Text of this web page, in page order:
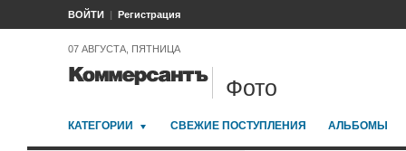
ВОЙТИ Регистрация
07 АВГУСТА, ПЯТНИЦА
Фото
КАТЕГОРИИ СВЕЖИЕ ПОСТУПЛЕНИЯ АЛЬБОМЫ